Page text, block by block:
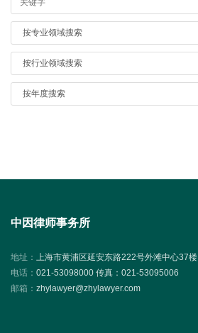
中因律师事务所
地址：
上海市黄浦区延安东路222号外滩中心37楼
电话： 021-53098000 传真：021-53095006
邮箱： zhylawyer@zhylawyer.com